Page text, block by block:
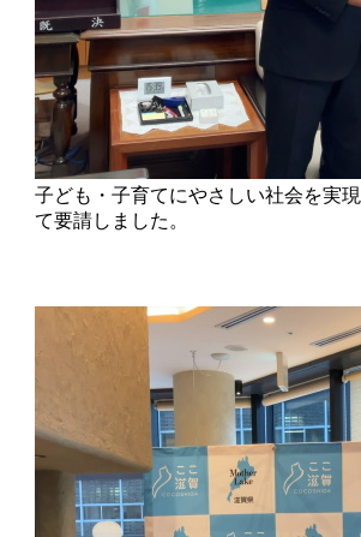
子ども・子育てにやさしい社会を実
て要請しました。